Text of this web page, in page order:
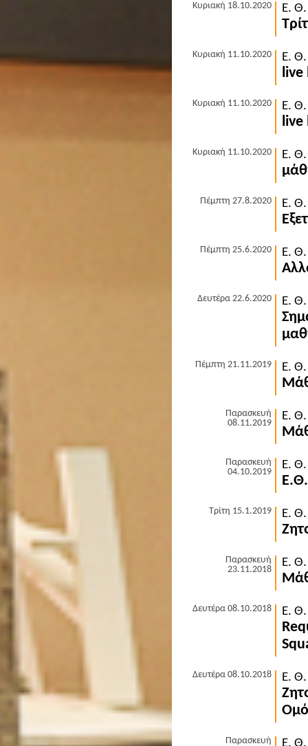
Κυριακή 18.10.2020 Ε.
Κυριακή 11.10.2020 Ε.
Κυριακή 11.10.2020 Ε.
Κυριακή 11.10.2020 Ε.
Πέμπτη 27.8.2020 Ε.
Πέμπτη 25.6.2020 Ε.
Δευτέρα 22.6.2020 Ε.
Πέμπτη 21.11.2019 Ε.
Παρασκευή
08.11.2019
Ε.
Παρασκευή
04.10.2019
Ε.
Τρίτη 15.1.2019 Ε.
Παρασκευή
23.11.2018
Ε.
Δευτέρα 08.10.2018 Ε.
Δευτέρα 08.10.2018 Ε.
Παρασκευή